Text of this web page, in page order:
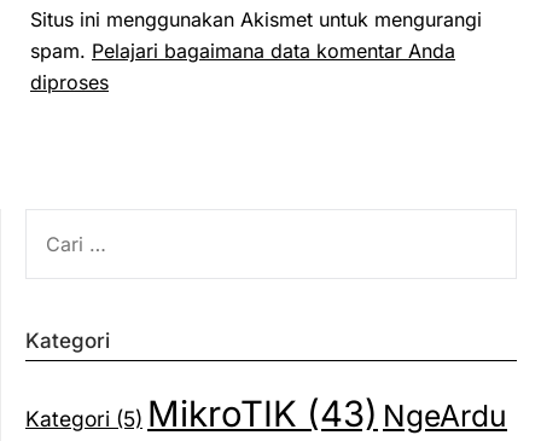
Situs ini menggunakan Akismet untuk mengurangi
spam. Pelajari bagaimana data komentar Anda
diproses
UNTUK:
Kategori
Kategori (5) MikroTIK (43) NgeArdu